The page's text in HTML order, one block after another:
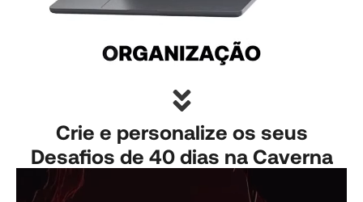
Crie e personalize os seus
Desafios de 40 dias na Caverna